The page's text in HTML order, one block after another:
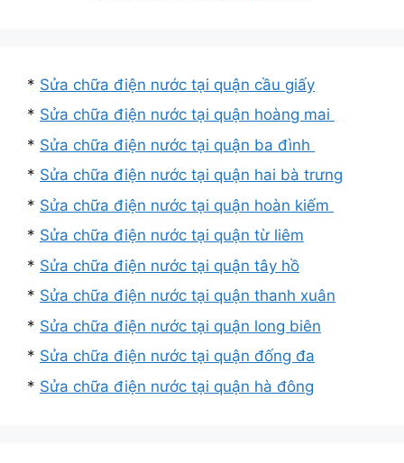
* Sửa chữa điện nước tại quận cầu giấy
* Sửa chữa điện nước tại quận hoàng mai
* Sửa chữa điện nước tại quận ba đình
* Sửa chữa điện nước tại quận hai bà trưng
* Sửa chữa điện nước tại quận hoàn kiếm
* Sửa chữa điện nước tại quận từ liêm
* Sửa chữa điện nước tại quận tây hồ
* Sửa chữa điện nước tại quận thanh xuân
* Sửa chữa điện nước tại quận long biên
* Sửa chữa điện nước tại quận đống đa
* Sửa chữa điện nước tại quận hà đông